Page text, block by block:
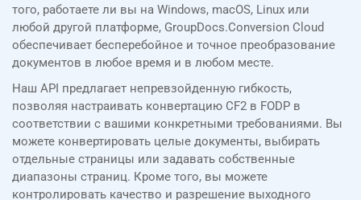
того, работаете ли вы на Windows, macOS, Linux или
любой другой платформе, GroupDocs.Conversion Cloud
обеспечивает бесперебойное и точное преобразование
документов в любое время и в любом месте.
Наш API предлагает непревзойденную гибкость,
позволяя настраивать конвертацию CF2 в FODP в
соответствии с вашими конкретными требованиями. Вы
можете конвертировать целые документы, выбирать
отдельные страницы или задавать собственные
диапазоны страниц. Кроме того, вы можете
контролировать качество и разрешение выходного